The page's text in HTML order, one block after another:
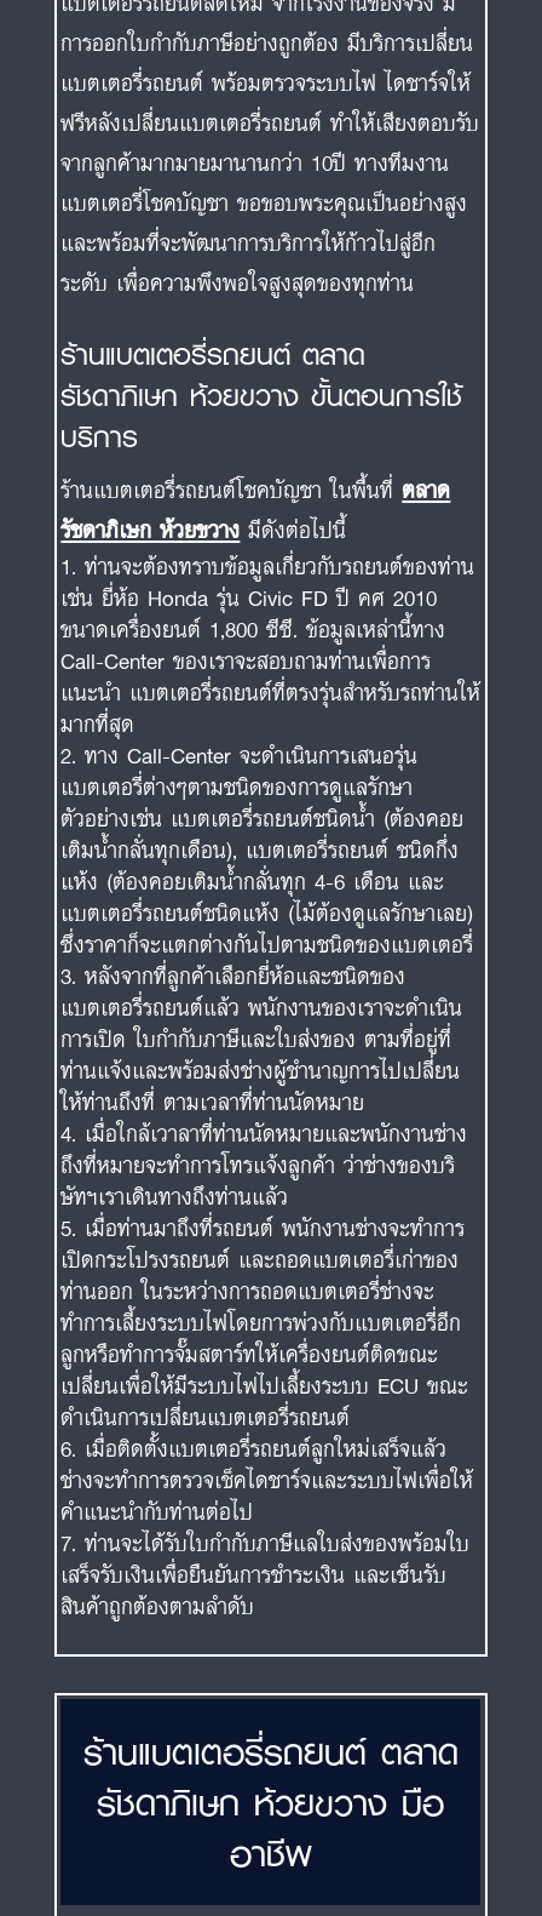
การออกใบกำกับภาษีอย่างถูกต้อง มีบริการเปลี่ยน
แบตเตอรี่รถยนต์ พร้อมตรวจระบบไฟ ไดชาร์จให้
ฟรีหลังเปลี่ยนแบตเตอรี่รถยนต์ ทำให้เสียงตอบรับ
จากลูกค้ามากมายมานานกว่า 10ปี ทางทีมงาน
แบตเตอรี่โชคบัญชา ขอขอบพระคุณเป็นอย่างสูง
และพร้อมที่จะพัฒนาการบริการให้ก้าวไปสู่อีก
ระดับ เพื่อความพึงพอใจสูงสุดของทุกท่าน
ร้านแบตเตอรี่รถยนต์ ตลาด
รัชดาภิเษก ห้วยขวาง ขั้นตอนการใช้
บริการ
ร้านแบตเตอรี่รถยนต์โชคบัญชา ในพื้นที่ ตลาด
รัชดาภิเษก ห้วยขวาง มีดังต่อไปนี้
ท่านจะต้องทราบข้อมูลเกี่ยวกับรถยนต์ของท่าน
เช่น ยี่ห้อ Honda รุ่น Civic FD ปี คศ 2010
ขนาดเครื่องยนต์ 1,800 ซีซี. ข้อมูลเหล่านี้ทาง
Call-Center ของเราจะสอบถามท่านเพื่อการ
แนะนำ แบตเตอรี่รถยนต์ที่ตรงรุ่นสำหรับรถท่านให้
มากที่สุด
ทาง Call-Center จะดำเนินการเสนอรุ่น
แบตเตอรี่ต่างๆตามชนิดของการดูแลรักษา
ตัวอย่างเช่น แบตเตอรี่รถยนต์ชนิดน้ำ (ต้องคอย
เติมน้ำกลั่นทุกเดือน), แบตเตอรี่รถยนต์ ชนิดกึ่ง
แห้ง (ต้องคอยเติมน้ำกลั่นทุก 4-6 เดือน และ
แบตเตอรี่รถยนต์ชนิดแห้ง (ไม้ต้องดูแลรักษาเลย)
ซึ่งราคาก็จะแตกต่างกันไปตามชนิดของแบตเตอรี่
หลังจากที่ลูกค้าเลือกยี่ห้อและชนิดของ
แบตเตอรี่รถยนต์แล้ว พนักงานของเราจะดำเนิน
การเปิด ใบกำกับภาษีและใบส่งของ ตามที่อยู่ที่
ท่านแจ้งและพร้อมส่งช่างผู้ชำนาญการไปเปลี่ยน
ให้ท่านถึงที่ ตามเวลาที่ท่านนัดหมาย
เมื่อใกล้เวาลาที่ท่านนัดหมายและพนักงานช่าง
ถึงที่หมายจะทำการโทรแจ้งลูกค้า ว่าช่างของบริ
ษัทฯเราเดินทางถึงท่านแล้ว
เมื่อท่านมาถึงที่รถยนต์ พนักงานช่างจะทำการ
เปิดกระโปรงรถยนต์ และถอดแบตเตอรี่เก่าของ
ท่านออก ในระหว่างการถอดแบตเตอรี่ช่างจะ
ทำการเลี้ยงระบบไฟโดยการพ่วงกับแบตเตอรี่อีก
ลูกหรือทำการจั๊มสตาร์ทให้เครื่องยนต์ติดขณะ
เปลี่ยนเพื่อให้มีระบบไฟไปเลี้ยงระบบ ECU ขณะ
ดำเนินการเปลี่ยนแบตเตอรี่รถยนต์
เมื่อติดตั้งแบตเตอรี่รถยนต์ลูกใหม่เสร็จแล้ว
ช่างจะทำการตรวจเช็คไดชาร์จและระบบไฟเพื่อให้
คำแนะนำกับท่านต่อไป
ท่านจะได้รับใบกำกับภาษีแลใบส่งของพร้อมใบ
เสร็จรับเงินเพื่อยืนยันการชำระเงิน และเซ็นรับ
สินค้าถูกต้องตามลำดับ
ร้านแบตเตอรี่รถยนต์ ตลาด
รัชดาภิเษก ห้วยขวาง มือ
อาชีพ